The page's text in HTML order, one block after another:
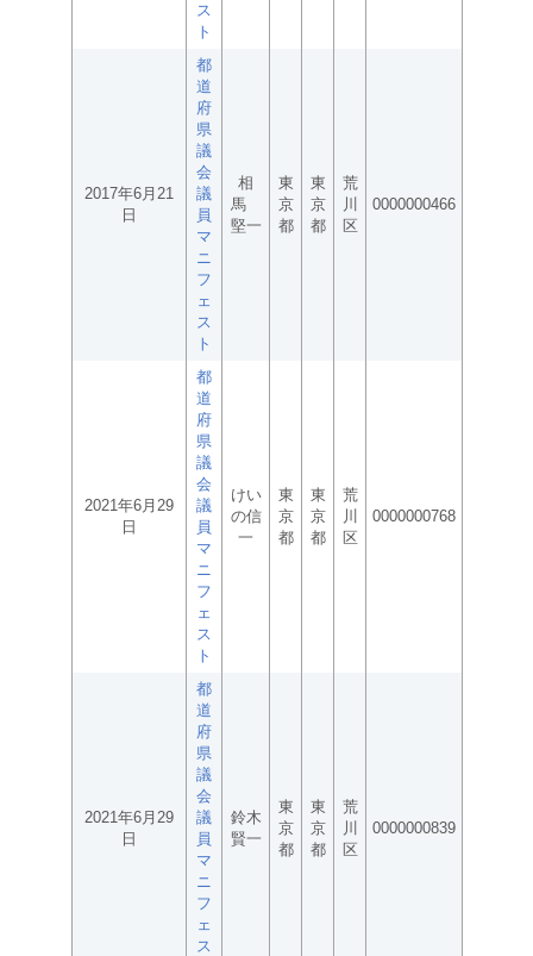
ス
ト
2017年6月21
日
都
道
府
県
議
会
議
員
マ
ニ
フ
ェ
ス
ト
相
馬
堅一
東
京
都
東
京
都
荒
川
区
0000000466
2021年6月29
日
都
道
府
県
議
会
議
員
マ
ニ
フ
ェ
ス
ト
けい
の信
一
東
京
都
東
京
都
荒
川
区
0000000768
2021年6月29
日
都
道
府
県
議
会
議
員
マ
ニ
フ
ェ
ス
鈴木
賢一
東
京
都
東
京
都
荒
川
区
0000000839